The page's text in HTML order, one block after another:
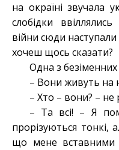
на окраїні звучала
слобідки
війни сюди
хочеш щось сказати?
Одна з безіменних
– Вони живуть на
– Хто – вони? – не
– Та всі! – Я
прорізуються тонкі,
що мене вставними